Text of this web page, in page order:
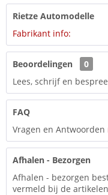
Rietze Automodelle
Fabrikant info:
Beoordelingen
0
Lees, schrijf en
FAQ
Vragen en Antwoorden
Afhalen - Bezorgen
Afhalen - bezorgen
vermeld bij de